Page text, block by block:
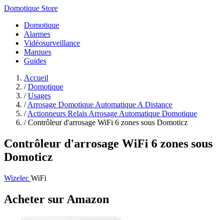
Domotique Store
Domotique
Alarmes
Vidéosurveillance
Marques
Guides
Accueil
/ Domotique
/ Usages
/ Arrosage Domotique Automatique A Distance
/ Actionneurs Relais Arrosage Automatique Domotique
/ Contrôleur d'arrosage WiFi 6 zones sous Domoticz
Contrôleur d'arrosage WiFi 6 zones sous
Domoticz
Wizelec WiFi
Acheter sur Amazon